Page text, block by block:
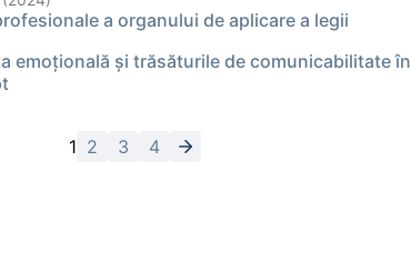
a organului de aplicare a legii
emoţională şi trăsăturile de comunicabilitate în
1 2 3 4